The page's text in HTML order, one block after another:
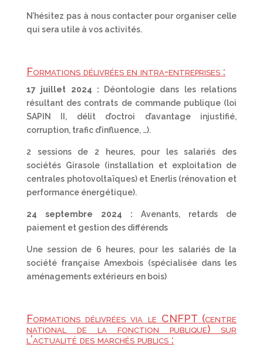
N’hésitez pas à nous contacter pour organiser celle
qui sera utile à vos activités.
Formations délivrées en intra-entreprises :
17 juillet 2024 : Déontologie dans les relations
résultant des contrats de commande publique (loi
SAPIN II, délit d’octroi d’avantage injustifié,
corruption, trafic d’influence, …).
2 sessions de 2 heures, pour les salariés des
sociétés Girasole (installation et exploitation de
centrales photovoltaïques) et Enerlis (rénovation et
performance énergétique).
24 septembre 2024 : Avenants, retards de
paiement et gestion des différends
Une session de 6 heures, pour les salariés de la
société française Amexbois (spécialisée dans les
aménagements extérieurs en bois)
Formations délivrées via le CNFPT (centre
national de la fonction publique) sur
l’actualité des marchés publics :